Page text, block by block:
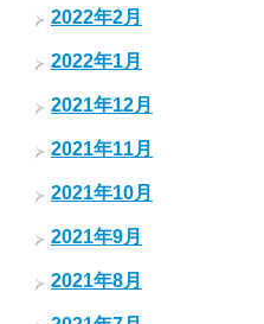
2022年2月
2022年1月
2021年12月
2021年11月
2021年10月
2021年9月
2021年8月